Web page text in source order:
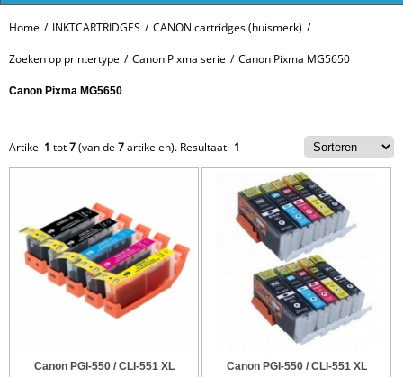
Home / INKTCARTRIDGES / CANON cartridges (huismerk) /
Zoeken op printertype / Canon Pixma serie / Canon Pixma MG5650
Canon Pixma MG5650
Artikel 1 tot7(van de 7artikelen). Resultaat: 1
Canon PGI-550 / CLI-551 XL Canon PGI-550 / CLI-551 XL